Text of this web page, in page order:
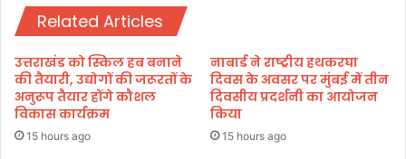
प्र
बं
न
के
खि
ला
तं
त्र
ता
दि
व
स
की
Related Articles
उत्तराखंड को स्किल हब बनाने
की तैयारी, उद्योगों की जरूरतों के
अनुरूप तैयार होंगे कौशल
विकास कार्यक्रम
15 hours ago
नाबार्ड ने राष्ट्रीय हथकरघा
दिवस के अवसर पर मुंबई में तीन
दिवसीय प्रदर्शनी का आयोजन
किया
15 hours ago